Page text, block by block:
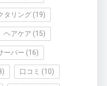
タリング (19)
ヘアケア (15)
ーバー (16)
口コミ (10)